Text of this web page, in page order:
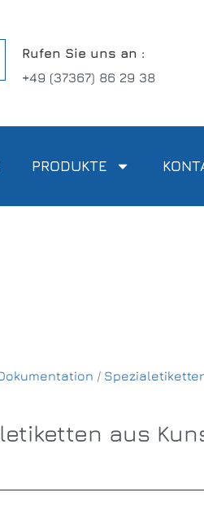
Rufen Sie uns an :
+49 (37367) 86 29 38
PRODUKTE
/
aus